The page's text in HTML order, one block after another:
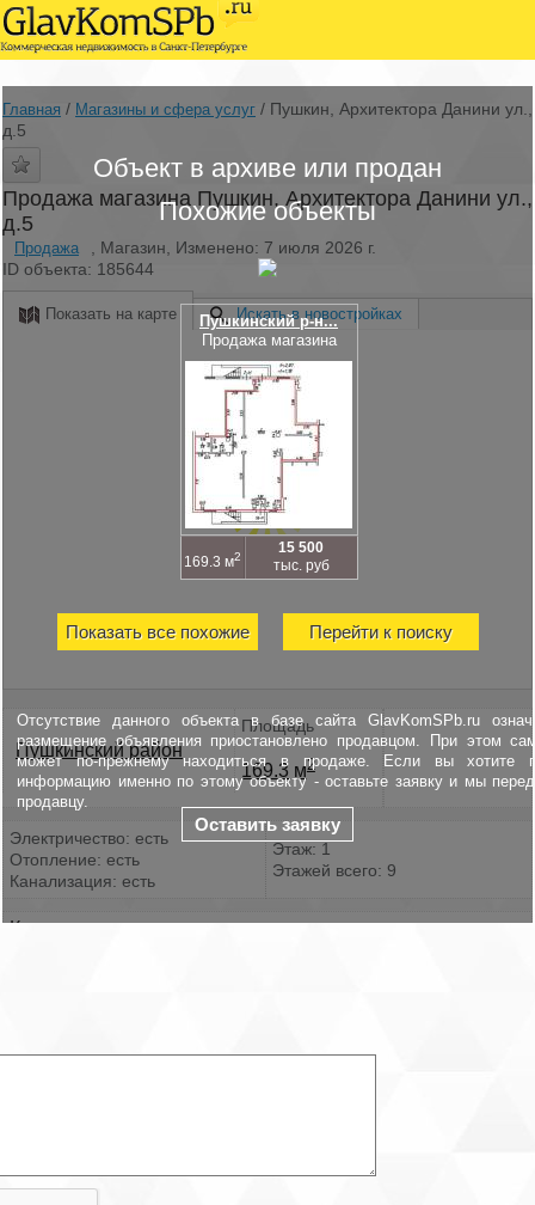
Объект в архиве или продан
Похожие объекты
Пушкинский р-н...
Продажа магазина
169.3 м2
15 500
тыс. руб
Показать все похожие Перейти к поиску
Отсутствие данного объекта в базе сайта GlavKomSPb.ru
размещение объявления приостановлено продавцом. При этом
может по-прежнему находиться в продаже. Если вы хотите
информацию именно по этому объекту - оставьте заявку и мы
продавцу.
Оставить заявку
Главная / Магазины и сфера услуг / Пушкин, Архитектора Данини ул.,
д.5
Продажа магазина Пушкин, Архитектора Данини ул.,
д.5
Продажа
, Магазин, Изменено: 7 июля 2026 г.
ID объекта: 185644
Показать на карте Искать в новостройках
Пушкинский район
Площадь
169.3 м2
Электричество: есть
Отопление: есть
Канализация: есть
Этаж: 1
Этажей всего: 9
Купить магазин:
- Есть арендаторы.
- Цена продажи 16 000 000 рублей.